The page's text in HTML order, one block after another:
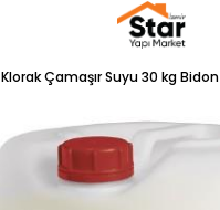
Klorak Çamaşır Suyu 30 kg Bidon